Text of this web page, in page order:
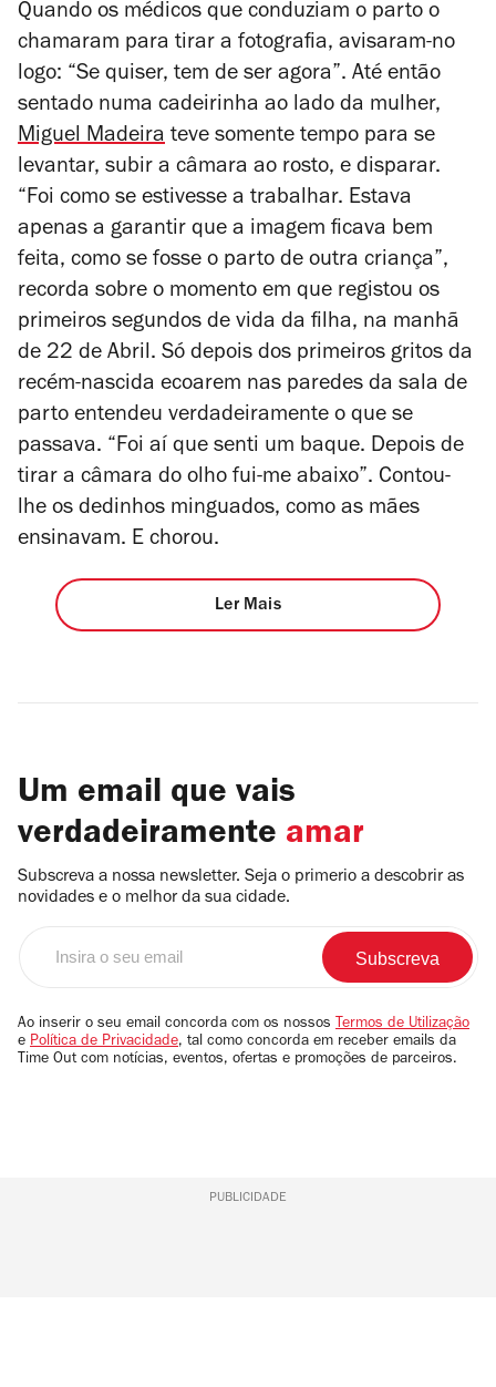
Quando os médicos que conduziam o parto o
chamaram para tirar a fotografia, avisaram-no
logo: “Se quiser, tem de ser agora”. Até então
sentado numa cadeirinha ao lado da mulher,
Miguel Madeira teve somente tempo para se
levantar, subir a câmara ao rosto, e disparar.
“Foi como se estivesse a trabalhar. Estava
apenas a garantir que a imagem ficava bem
feita, como se fosse o parto de outra criança”,
recorda sobre o momento em que registou os
primeiros segundos de vida da filha, na manhã
de 22 de Abril. Só depois dos primeiros gritos da
recém-nascida ecoarem nas paredes da sala de
parto entendeu verdadeiramente o que se
passava. “Foi aí que senti um baque. Depois de
tirar a câmara do olho fui-me abaixo”. Contou-
lhe os dedinhos minguados, como as mães
ensinavam. E chorou.
Ler Mais
Um email que vais
verdadeiramente amar
Subscreva a nossa newsletter. Seja o primerio a descobrir as
novidades e o melhor da sua cidade.
email
Ao inserir o seu email concorda com os nossos Termos de Utilização
e Política de Privacidade, tal como concorda em receber emails da
Time Out com notícias, eventos, ofertas e promoções de parceiros.
PUBLICIDADE